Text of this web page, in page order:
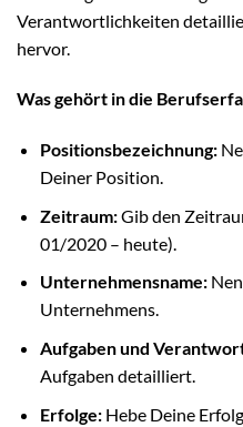
Verantwortlichkeiten
hervor.
Was gehört in die
Positionsbezeichnung:
Deiner Position.
Zeitraum:Gib den
01/2020 – heute).
Unternehmensname:
Unternehmens.
Aufgaben und
Aufgaben detailliert.
Erfolge:Hebe Deine